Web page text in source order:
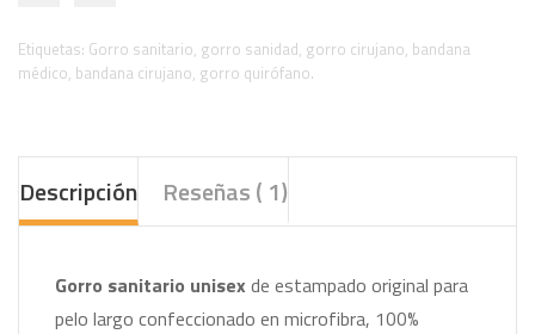
Etiquetas: Gorro sanitario, gorro sanidad, gorro cirujano, bandana
médico, bandana cirujano, gorro quirófano.
Descripción Reseñas ( 1)
Gorro sanitario unisex de estampado original para
pelo largo confeccionado en microfibra, 100%